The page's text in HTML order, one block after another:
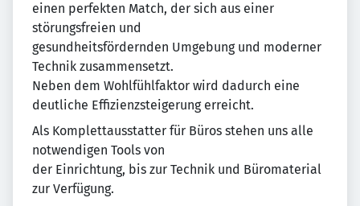
einen perfekten Match, der sich aus einer
störungsfreien und
gesundheitsfördernden Umgebung und moderner
Technik zusammensetzt.
Neben dem Wohlfühlfaktor wird dadurch eine
deutliche Effizienzsteigerung erreicht.
Als Komplettausstatter für Büros stehen uns alle
notwendigen Tools von
der Einrichtung, bis zur Technik und Büromaterial
zur Verfügung.